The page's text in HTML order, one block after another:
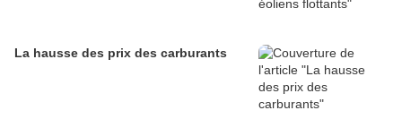
La hausse des prix des carburants